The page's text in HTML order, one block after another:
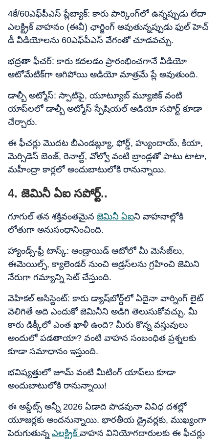
4కే/60ఎఫ్​పీఎస్ ప్లేబ్యాక్: కారు పార్కింగ్‌లో ఉన్నప్పుడు లేదా
ఎలక్ట్రిక్ వాహనం (ఈవీ) ఛార్జింగ్ అవుతున్నప్పుడు ఫుల్ హెచ్​
డీ వీడియోలను 60ఎఫ్​పీఎస్ వేగంతో చూడవచ్చు.
భద్రతా ఫీచర్: కారు కదలడం ప్రారంభించగానే వీడియో
ఆటోమేటిక్‌గా ఆగిపోయి ఆడియో మాత్రమే ప్లే అవుతుంది.
డాల్బీ అట్మోస్: స్పాటిఫై, యూట్యూబ్ మ్యూజిక్ వంటి
యాప్‌లలో డాల్బీ అట్మోస్ స్పేషియల్ ఆడియో సపోర్ట్ కూడా
చేర్చారు.
ఈ ఫీచర్లు మొదట బీఎండబ్ల్యూ, ఫోర్డ్, హ్యుందాయ్, కియా,
మెర్సిడెస్ బెంజ్, రెనాల్ట్, వోల్వో వంటి బ్రాండ్లతో పాటు టాటా,
మహీంద్రా కార్లలో అందుబాటులోకి రానున్నాయి.
4. జెమినీ ఏఐ సపోర్ట్..
గూగుల్ తన శక్తివంతమైన జెమినీ ఏఐని వాహనాల్లోకి
లోతుగా అనుసంధానించింది.
హ్యాండ్స్-ఫ్రీ టాస్క్: ఆండ్రాయిడ్ ఆటోలో మీ మెసేజ్‌లు,
ఈమెయిల్స్, క్యాలెండర్ నుంచి అడ్రస్‌లను గ్రహించి జెమిని
నేరుగా గమ్యాన్ని సెట్ చేస్తుంది.
వెహికల్ అసిస్టెంట్: కారు డ్యాష్‌బోర్డ్‌లో ఏదైనా వార్నింగ్ లైట్
వెలిగితే అది ఎందుకో జెమినీని అడిగి తెలుసుకోవచ్చు. మీ
కారు డిక్కీలో ఎంత ఖాళీ ఉంది? మీరు కొన్న వస్తువులు
అందులో పడతాయా? వంటి వాహన సంబంధిత ప్రశ్నలకు
కూడా సమాధానం ఇస్తుంది.
భవిష్యత్తులో జూమ్ వంటి మీటింగ్ యాప్‌లు కూడా
అందుబాటులోకి రానున్నాయి!
ఈ అప్డేట్స్ అన్నీ 2026 ఏడాది పొడవునా వివిధ దశల్లో
యూజర్లకు అందనున్నాయి. భారతీయ డ్రైవర్లకు, ముఖ్యంగా
పెరుగుతున్న ఎలక్ట్రిక్ వాహన వినియోగదారులకు ఈ ఫీచర్లు